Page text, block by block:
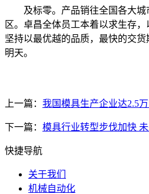
及标零。产品销往全国各大城
区。卓昌全体员工本着以求生存，
坚持以最优越的品质，最快的交
明天。
上一篇： 我国模具生产企业达2.5
下一篇： 模具行业转型步伐加快
快捷导航
关于我们
机械自动化